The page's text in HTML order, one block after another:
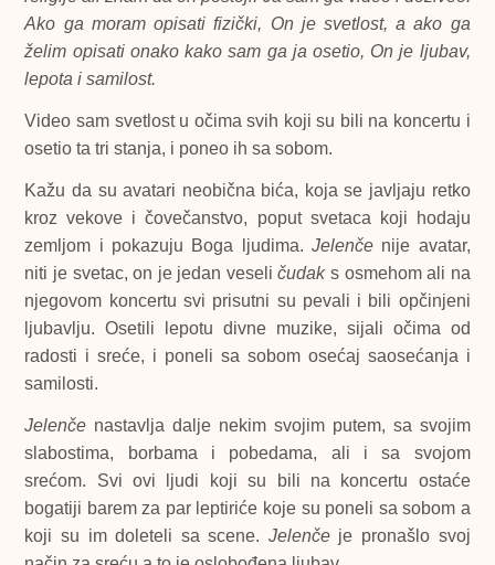
Ako ga moram opisati fizički, On je svetlost, a ako ga
želim opisati onako kako sam ga ja osetio, On je ljubav,
lepota i samilost.
Video sam svetlost u očima svih koji su bili na koncertu i
osetio ta tri stanja, i poneo ih sa sobom.
Kažu da su avatari neobična bića, koja se javljaju retko
kroz vekove i čovečanstvo, poput svetaca koji hodaju
zemljom i pokazuju Boga ljudima. Jelenče nije avatar,
niti je svetac, on je jedan veseličudak s osmehom ali na
njegovom koncertu svi prisutni su pevali i bili opčinjeni
ljubavlju. Osetili lepotu divne muzike, sijali očima od
radosti i sreće, i poneli sa sobom osećaj saosećanja i
samilosti.
Jelenče nastavlja dalje nekim svojim putem, sa svojim
slabostima, borbama i pobedama, ali i sa svojom
srećom. Svi ovi ljudi koji su bili na koncertu ostaće
bogatiji barem za par leptiriće koje su poneli sa sobom a
koji su im doleteli sa scene. Jelenče je pronašlo svoj